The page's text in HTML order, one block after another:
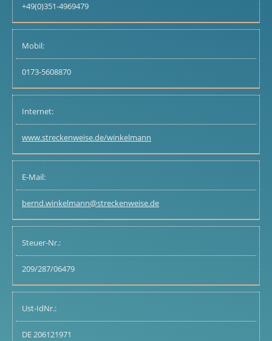
+49(0)351-4969479
Mobil:
0173-5608870
Internet:
www.streckenweise.de/winkelmann
E-Mail:
bernd.winkelmann@streckenweise.de
Steuer-Nr.:
209/287/06479
Ust-IdNr.:
DE 206121971